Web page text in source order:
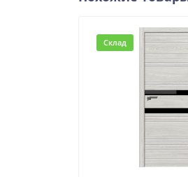
Склад